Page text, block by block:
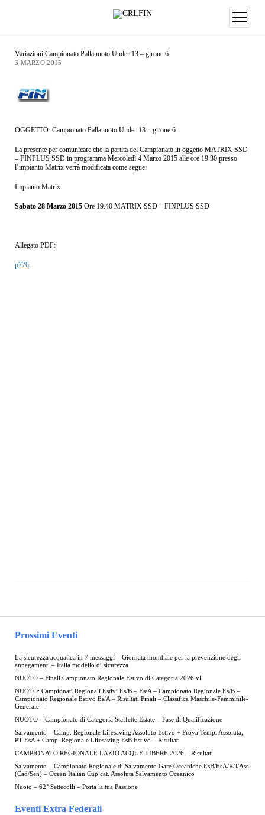
Prossimi Eventi
La sicurezza acquatica in 7 messaggi – Giornata mondiale per la prevenzione degli
annegamenti – Italia modello di sicurezza
NUOTO – Finali Campionato Regionale Estivo di Categoria 2026 vl
NUOTO: Campionati Regionali Estivi Es/B – Es/A – Campionato Regionale Es/B –
Campionato Regionale Estivo Es/A – Risultati Finali – Classifica Maschile-Femminile-
Generale –
NUOTO – Campionato di Categoria Staffette Estate – Fase di Qualificazione
Salvamento – Camp. Regionale Lifesaving Assoluto Estivo + Prova Tempi Assoluta,
PT EsA + Camp. Regionale Lifesaving EsB Estivo – Risultati
CAMPIONATO REGIONALE LAZIO ACQUE LIBERE 2026 – Risultati
Salvamento – Campionato Regionale di Salvamento Gare Oceaniche EsB/EsA/R/J/Ass
(Cad/Sen) – Ocean Italian Cup cat. Assoluta Salvamento Oceanico
Nuoto – 62° Settecolli – Porta la tua Passione
Eventi Extra Federali
Variazioni Campionato Pallanuoto Under 13 – girone 6
3 MARZO 2015
OGGETTO: Campionato Pallanuoto Under 13 – girone 6
La presente per comunicare che la partita del Campionato in oggetto MATRIX SSD
– FINPLUS SSD in programma Mercoledì 4 Marzo 2015 alle ore 19.30 presso
l’impianto Matrix verrà modificata come segue:
Impianto Matrix
Sabato 28 Marzo 2015Ore 19.40 MATRIX SSD – FINPLUS SSD
Allegato PDF:
p776